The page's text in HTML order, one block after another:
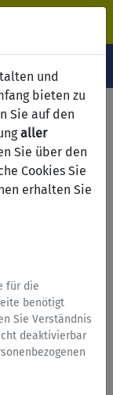
und
bieten zu
Sie auf den
aller
Sie über den
Cookies Sie
erhalten Sie
für die
benötigt
Sie Verständnis
deaktivierbar
auf
nach
an die
einen
Geseke
damit,
werden uns
Mitteilung an